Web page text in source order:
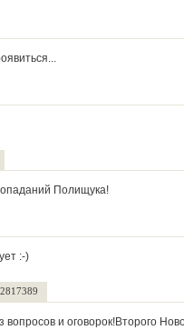
Полищука!
:-)
вопросов и оговорок!Второго